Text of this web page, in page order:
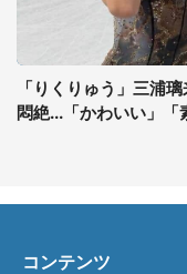
「りくりゅう」三浦
悶絶...「かわいい」「
コンテンツ